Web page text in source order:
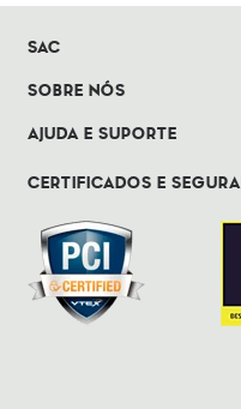
SAC
SOBRE NÓS
AJUDA E SUPORTE
CERTIFICADOS E